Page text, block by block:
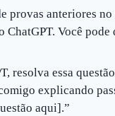
provas anteriores
ChatGPT. Você
resolva essa
explicando
aqui].”